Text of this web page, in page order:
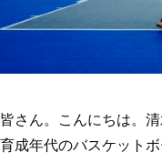
皆さん。こんにちは。清
育成年代のバスケット